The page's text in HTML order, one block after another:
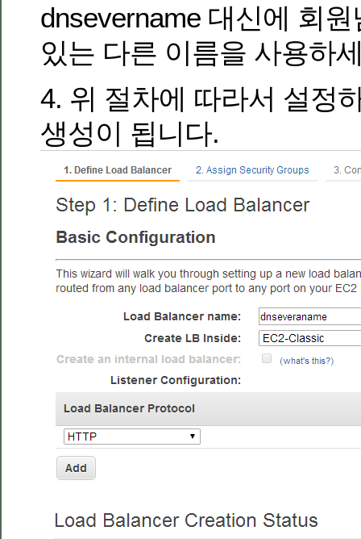
dnsevername 대신에 회
있는 다른 이름을 사용하
4. 위 절차에 따라서 설정
생성이 됩니다.